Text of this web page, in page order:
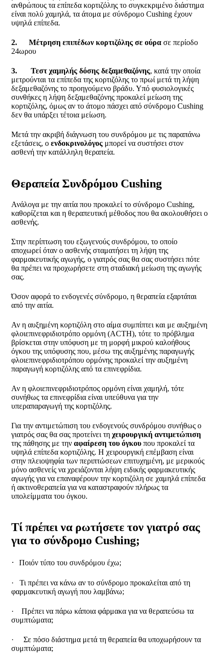
ανθρώπους τα επίπεδα κορτιζόλης το συγκεκριμένο διάστημα
είναι πολύ χαμηλά, τα άτομα με σύνδρομο Cushing έχουν
υψηλά επίπεδα.
2. Μέτρηση επιπέδων κορτιζόλης σε ούρα σε περίοδο
24ωρου
3. Τεστ χαμηλής δόσης δεξαμεθαζόνης, κατά την οποία
μετρούνται τα επίπεδα της κορτιζόλης το πρωί μετά τη λήψη
δεξαμεθαζόνης το προηγούμενο βράδυ. Υπό φυσιολογικές
συνθήκες η λήψη δεξαμεθαζόνης προκαλεί μείωση της
κορτιζόλης, όμως αν το άτομο πάσχει από σύνδρομο Cushing
δεν θα υπάρξει τέτοια μείωση.
Μετά την ακριβή διάγνωση του συνδρόμου με τις παραπάνω
εξετάσεις, ο ενδοκρινολόγος μπορεί να συστήσει στον
ασθενή την κατάλληλη θεραπεία.
Θεραπεία Συνδρόμου Cushing
Ανάλογα με την αιτία που προκαλεί το σύνδρομο Cushing,
καθορίζεται και η θεραπευτική μέθοδος που θα ακολουθήσει ο
ασθενής.
Στην περίπτωση του εξωγενούς συνδρόμου, το οποίο
αποχωρεί όταν ο ασθενής σταματήσει τη λήψη της
φαρμακευτικής αγωγής, ο γιατρός σας θα σας συστήσει πότε
θα πρέπει να προχωρήσετε στη σταδιακή μείωση της αγωγής
σας.
Όσον αφορά το ενδογενές σύνδρομο, η θεραπεία εξαρτάται
από την αιτία.
Αν η αυξημένη κορτιζόλη στο αίμα συμπίπτει και με αυξημένη
φλοιεπινεφριδιοτρόπο ορμόνη (ACTH), τότε το πρόβλημα
βρίσκεται στην υπόφυση με τη μορφή μικρού καλοήθους
όγκου της υπόφυσης που, μέσω της αυξημένης παραγωγής
φλοιεπινεφριδιοτρόπου ορμόνης προκαλεί την αυξημένη
παραγωγή κορτιζόλης από τα επινεφρίδια.
Αν η φλοιεπινεφριδιοτρόπος ορμόνη είναι χαμηλή, τότε
συνήθως τα επινεφρίδια είναι υπεύθυνα για την
υπεραπαραγωγή της κορτιζόλης.
Για την αντιμετώπιση του ενδογενούς συνδρόμου συνήθως ο
γιατρός σας θα σας προτείνει τη χειρουργική αντιμετώπιση
της πάθησης με την αφαίρεση του όγκου που προκαλεί τα
υψηλά επίπεδα κορτιζόλης. Η χειρουργική επέμβαση είναι
στην πλειοψηφία των περιπτώσεων επιτυχημένη, με μερικούς
μόνο ασθενείς να χρειάζονται λήψη ειδικής φαρμακευτικής
αγωγής για να επαναφέρουν την κορτιζόλη σε χαμηλά επίπεδα
ή ακτινοθεραπεία για να καταστραφούν πλήρως τα
υπολείμματα του όγκου.
Τί πρέπει να ρωτήσετε τον γιατρό σας
για το σύνδρομο Cushing;
· Ποιόν τύπο του συνδρόμου έχω;
·
Τι πρέπει να κάνω αν το σύνδρομο προκαλείται από τη
φαρμακευτική αγωγή που λαμβάνω;
·
Πρέπει να πάρω κάποια φάρμακα για να θεραπεύσω τα
συμπτώματα;
·
Σε πόσο διάστημα μετά τη θεραπεία θα υποχωρήσουν τα
συμπτώματα;